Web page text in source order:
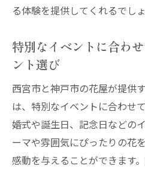
花屋が提供するイベ
地元の花屋が提案する
ンジメント
四季折々の花材を
西宮市と神戸市の花
季節感を感じる花
び方
地域の特性を活かし
る体験を提供してくれるでしょ
特別なイベントに合わ
ント選び
西宮市と神戸市の花屋が提供
は、特別なイベントに合わせ
婚式や誕生日、記念日などの
ーマや雰囲気にぴったりの花
感動を与えることができます